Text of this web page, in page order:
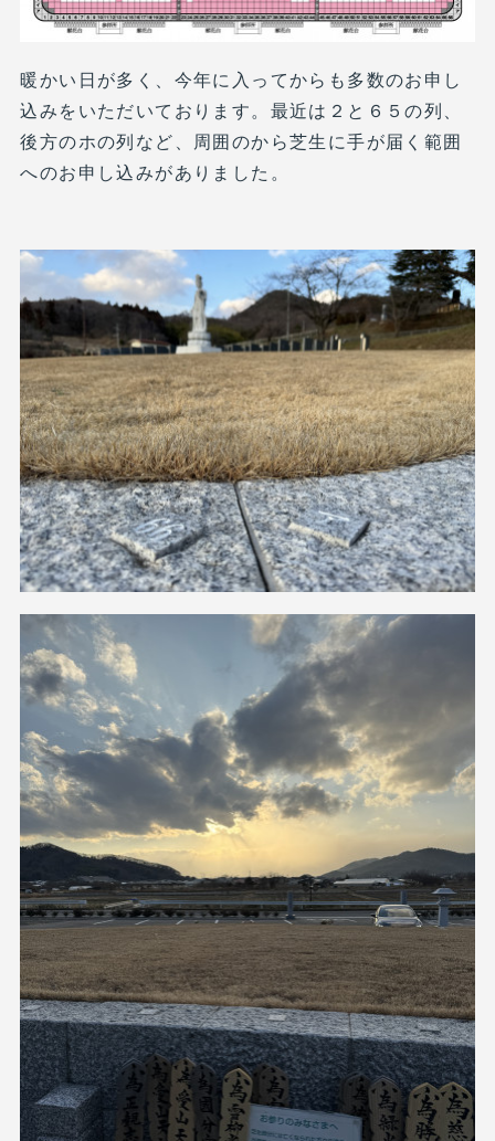
暖かい日が多く、今年に入ってからも多数のお申し
込みをいただいております。最近は２と６５の列、
後方のホの列など、周囲のから芝生に手が届く範囲
へのお申し込みがありました。